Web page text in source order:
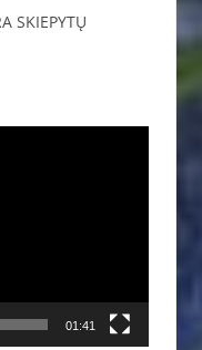
SKIEPYTŲ
01:41